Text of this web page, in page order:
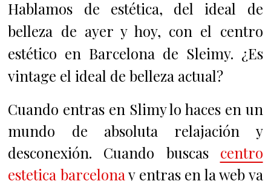
Hablamos de estética, del ideal de
belleza de ayer y hoy, con el centro
estético en Barcelona de Sleimy. ¿Es
vintage el ideal de belleza actual?
Cuando entras en Slimy lo haces en un
mundo de absoluta relajación y
desconexión. Cuando buscas centro
estetica barcelonay entras en la web ya